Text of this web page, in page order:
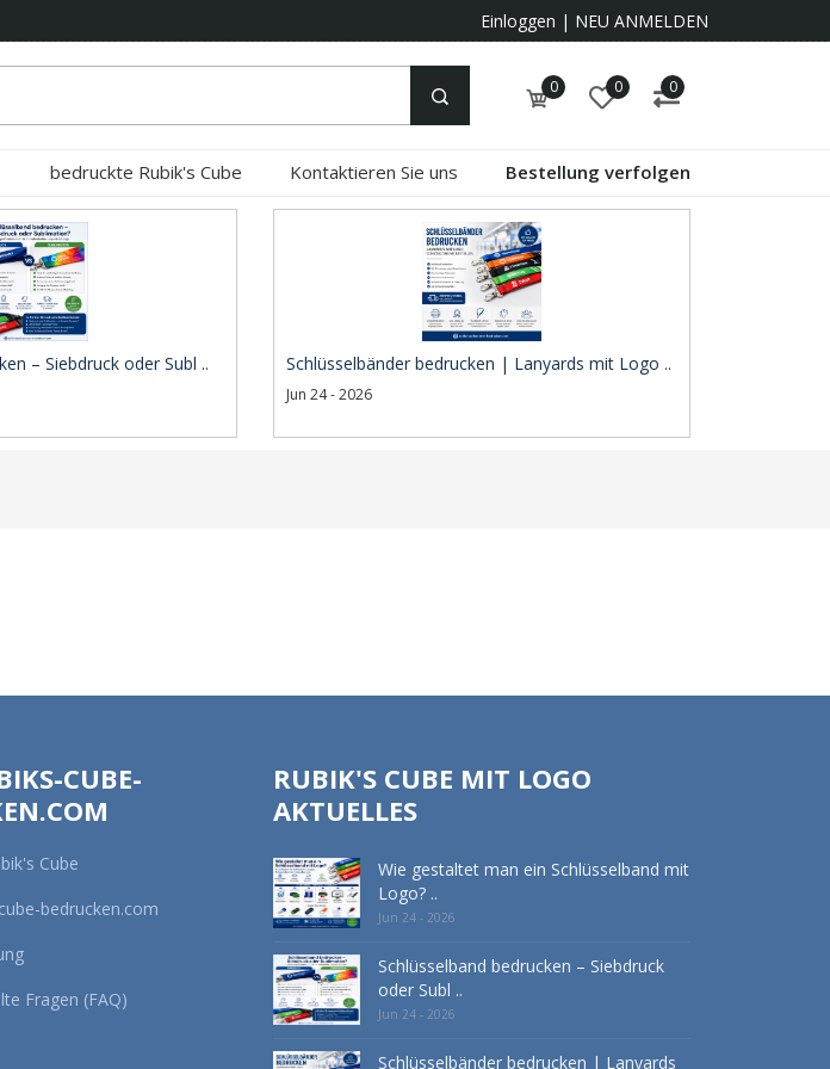
Einloggen | NEU ANMELDEN
0 0 0
bedruckte Rubik's Cube Kontaktieren Sie uns Bestellung verfolgen
– Siebdruck oder Subl .. Schlüsselbänder bedrucken | Lanyards mit Logo ..
Jun 24 - 2026
CUBE-
Cube
bedrucken.com
Fragen (FAQ)
RUBIK'S CUBE MIT LOGO
AKTUELLES
Wie gestaltet man ein Schlüsselband mit
Logo? ..
Jun 24 - 2026
Schlüsselband bedrucken – Siebdruck
oder Subl ..
Jun 24 - 2026
Schlüsselbänder bedrucken | Lanyards